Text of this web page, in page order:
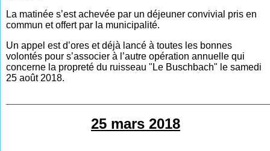
La matinée s’est achevée par un déjeuner convivial pris en
commun et offert par la municipalité.
Un appel est d’ores et déjà lancé à toutes les bonnes
volontés pour s’associer à l’autre opération annuelle qui
concerne la propreté du ruisseau"Le Buschbach" le samedi
25 août 2018.
25 mars 2018